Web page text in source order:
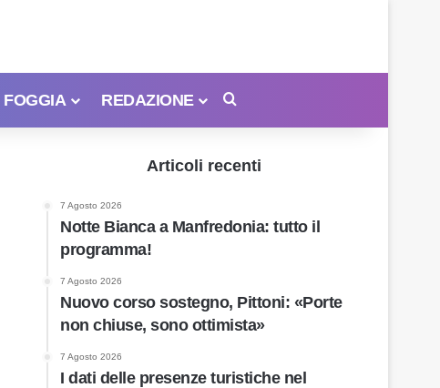
FOGGIA REDAZIONE
Articoli recenti
7 Agosto 2026
Notte Bianca a Manfredonia: tutto il
programma!
7 Agosto 2026
Nuovo corso sostegno, Pittoni: «Porte
non chiuse, sono ottimista»
7 Agosto 2026
I dati delle presenze turistiche nel